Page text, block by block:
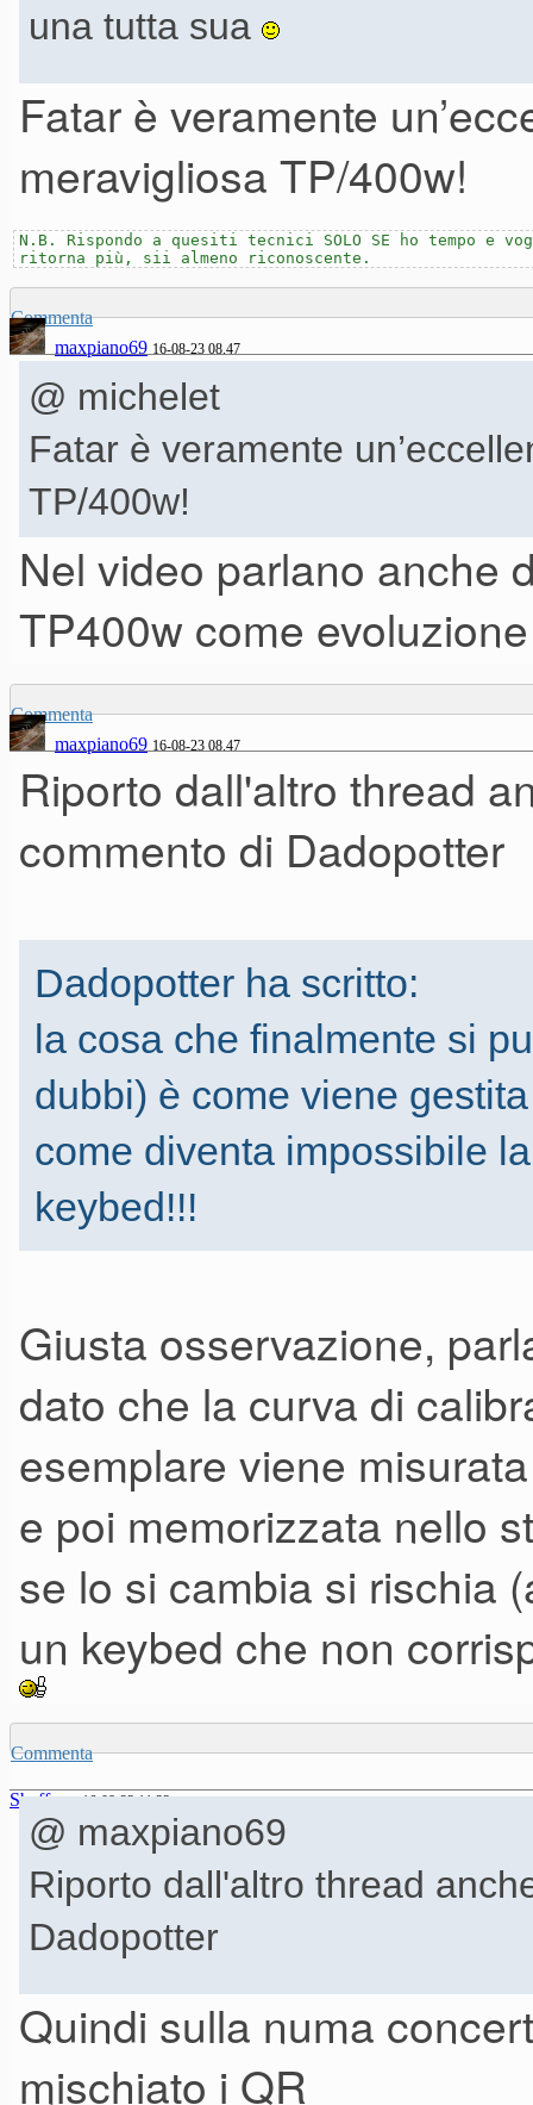
una tutta sua
GianfrixMG ha scritto:
Per chi fosse curioso,
mostrano anche come
https://www.youtube.com/
Video davvero ben fatto, a
che sono interessati a
dietro la progettazione e la
complimenti a Fatar e a
Fatar è veramente
meravigliosa TP/400w!
N.B. Rispondo a quesiti tecnici SOLO SE ho tempo e
ritorna più, sii almeno riconoscente.
Commenta
maxpiano69 16-08-23 08.47
@ michelet
Fatar è veramente
TP/400w!
Nel video parlano anche
TP400w come
Commenta
maxpiano69 16-08-23 08.47
Riporto dall'altro thread
commento di Dadopotter
Dadopotter ha scritto:
la cosa che finalmente si
dubbi) è come viene
come diventa impossibile
keybed!!!
Giusta osservazione,
dato che la curva di
esemplare viene
e poi memorizzata nello
se lo si cambia si rischia
un keybed che non
Commenta
Sbaffone 16-08-23 11.33
@ maxpiano69
Riporto dall'altro thread
Dadopotter
Dadopotter ha scritto:
Quindi sulla numa
mischiato i QR